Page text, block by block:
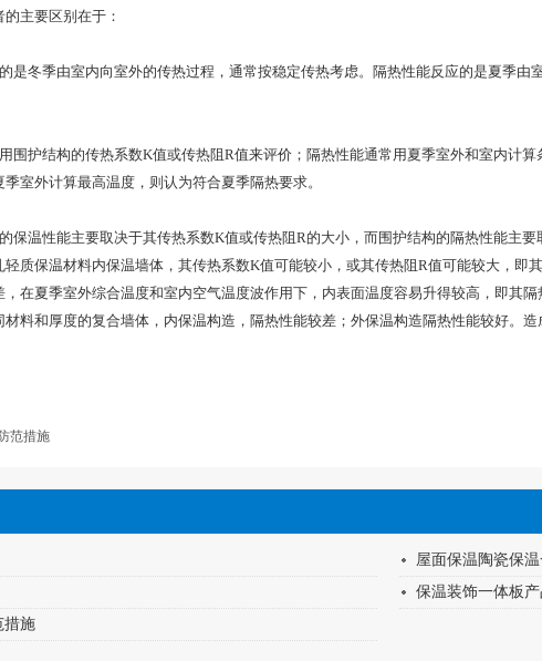
主要区别在于：
冬季由室内向室外的传热过程，通常按稳定传热考虑。隔热性能反应的是夏季由
护结构的传热系数K值或传热阻R值来评价；隔热性能通常用夏季室外和室内计
室外计算最高温度，则认为符合夏季隔热要求。
温性能主要取决于其传热系数K值或传热阻R的大小，而围护结构的隔热性能主
质保温材料内保温墙体，其传热系数K值可能较小，或其传热阻R值可能较大，
在夏季室外综合温度和室内空气温度波作用下，内表面温度容易升得较高，即其
料和厚度的复合墙体，内保温构造，隔热性能较差；外保温构造隔热性能较好。
范措施
屋面保温陶瓷保
保温装饰一体板
措施